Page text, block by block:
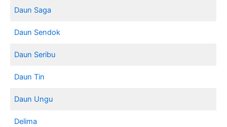
Daun Saga
Daun Sendok
Daun Seribu
Daun Tin
Daun Ungu
Delima